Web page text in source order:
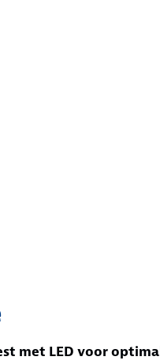
met LED voor